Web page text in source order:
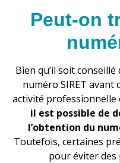
Peut-on
Bien qu’il soit
numéro SIRET avant
activité
il est possible de
l’obtention du
Toutefois, certaines
pour éviter